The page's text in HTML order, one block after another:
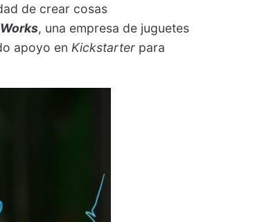
de crear cosas
, una empresa de juguetes
apoyo en Kickstarter para